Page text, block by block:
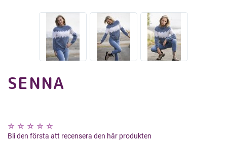
SENNA
Bli den första att recensera den här produkten